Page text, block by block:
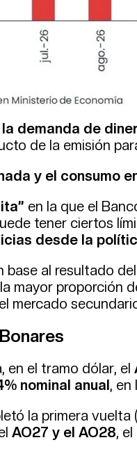
demanda de
de la emisión
y el consumo
en la que el
tener ciertos
desde la
base al resultado
mayor proporción
mercado
en el tramo dólar, el
nominal anual, en
la primera vuelta (
AO27 y el AO28,